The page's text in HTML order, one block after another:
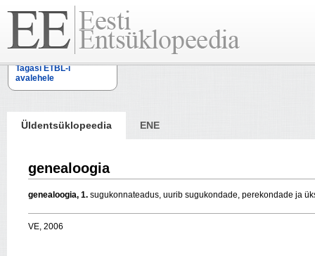
Tagasi ETBL-i
avalehele
Üldentsüklopeedia ENE
genealoogia
genealoogia, 1. sugukonnateadus, uurib sugukondade, perekondade ja
VE, 2006